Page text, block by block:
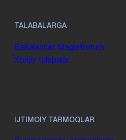
TALABALARGA
Bakalavriat Magistratura
Xorijiy talabalar
IJTIMOIY TARMOQLAR